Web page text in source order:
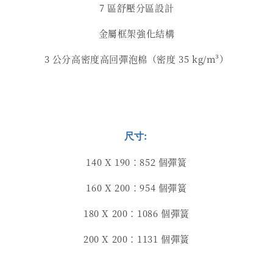
7 區舒壓分區設計
金屬框架強化結構
3 公分高密度高回彈泡棉（密度 35 kg/m³）
尺寸:
140 X 190：852 個彈簧
160 X 200：954 個彈簧
180 X 200：1086 個彈簧
200 X 200：1131 個彈簧